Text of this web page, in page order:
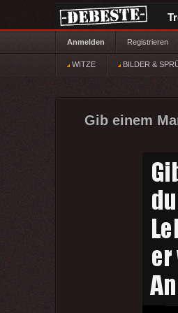
Anmelden Registrieren
WITZE BILDER &
Gib einem